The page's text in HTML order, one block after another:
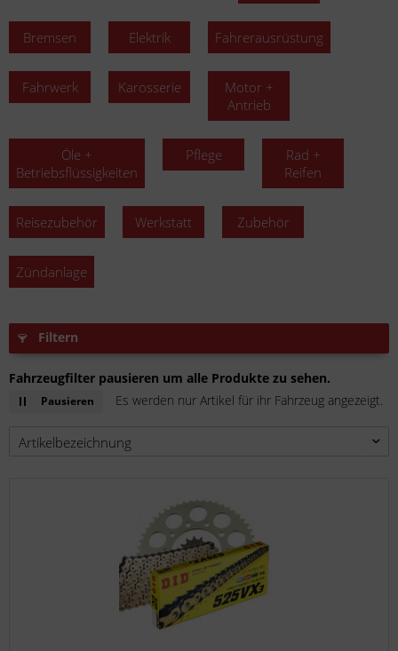
Bremsen Elektrik Fahrerausrüstung
Fahrwerk Karosserie
Motor +
Antrieb
Öle +
Betriebsflüssigkeiten
Pflege
Rad +
Reifen
Reisezubehör Werkstatt Zubehör
Zündanlage
Filtern
Fahrzeugfilter pausieren um alle Produkte zu sehen.
Pausieren Es werden nur Artikel für ihr Fahrzeug angezeigt.